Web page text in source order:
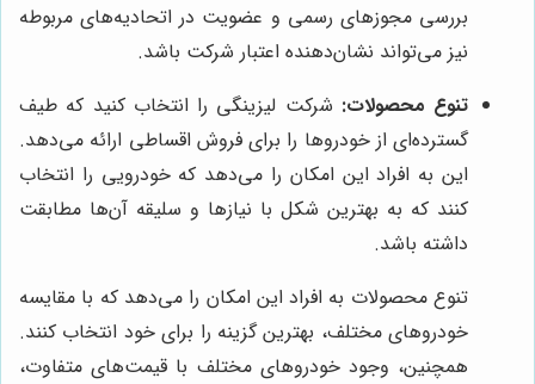
بررسی مجوزهای رسمی و عضویت در اتحادیه‌های مربوطه
نیز می‌تواند نشان‌دهنده اعتبار شرکت باشد.
تنوع محصولات: شرکت لیزینگی را انتخاب کنید که طیف
گسترده‌ای از خودروها را برای فروش اقساطی ارائه می‌دهد.
این به افراد این امکان را می‌دهد که خودرویی را انتخاب
کنند که به بهترین شکل با نیازها و سلیقه آن‌ها مطابقت
داشته باشد.
تنوع محصولات به افراد این امکان را می‌دهد که با مقایسه
خودروهای مختلف، بهترین گزینه را برای خود انتخاب کنند.
همچنین، وجود خودروهای مختلف با قیمت‌های متفاوت،